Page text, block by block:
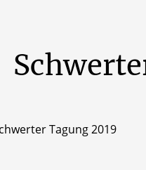
Tagung 2019